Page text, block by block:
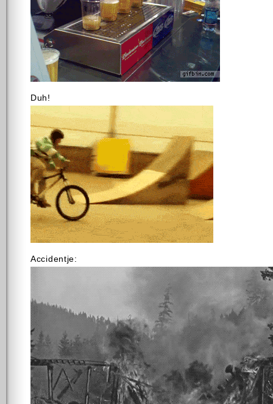
Duh!
Accidentje: